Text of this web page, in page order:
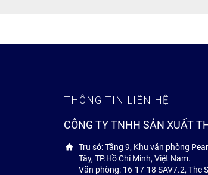
THÔNG TIN LIÊN HỆ
CÔNG TY TNHH SẢN XUẤT
Trụ sở: Tầng 9, Khu văn phòng
Tây, TP.Hồ Chí Minh, Việt Nam.
Văn phòng: 16-17-18 SAV7.2, The